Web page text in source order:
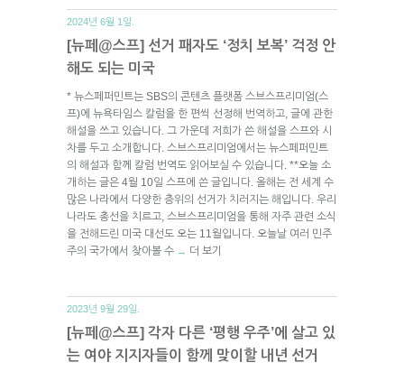
2024년 6월 1일.
[뉴페@스프] 선거 패자도 ‘정치 보복’ 걱정 안
해도 되는 미국
* 뉴스페퍼민트는 SBS의 콘텐츠 플랫폼 스브스프리미엄(스
프)에 뉴욕타임스 칼럼을 한 편씩 선정해 번역하고, 글에 관한
해설을 쓰고 있습니다. 그 가운데 저희가 쓴 해설을 스프와 시
차를 두고 소개합니다. 스브스프리미엄에서는 뉴스페퍼민트
의 해설과 함께 칼럼 번역도 읽어보실 수 있습니다. **오늘 소
개하는 글은 4월 10일 스프에 쓴 글입니다. 올해는 전 세계 수
많은 나라에서 다양한 층위의 선거가 치러지는 해입니다. 우리
나라도 총선을 치르고, 스브스프리미엄을 통해 자주 관련 소식
을 전해드린 미국 대선도 오는 11월입니다. 오늘날 여러 민주
주의 국가에서 찾아볼 수 → 더 보기
2023년 9월 29일.
[뉴페@스프] 각자 다른 ‘평행 우주’에 살고 있
는 여야 지지자들이 함께 맞이할 내년 선거